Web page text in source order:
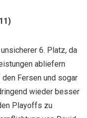
6. Platz, da
abliefern
Fersen und sogar
wieder besser
Playoffs zu